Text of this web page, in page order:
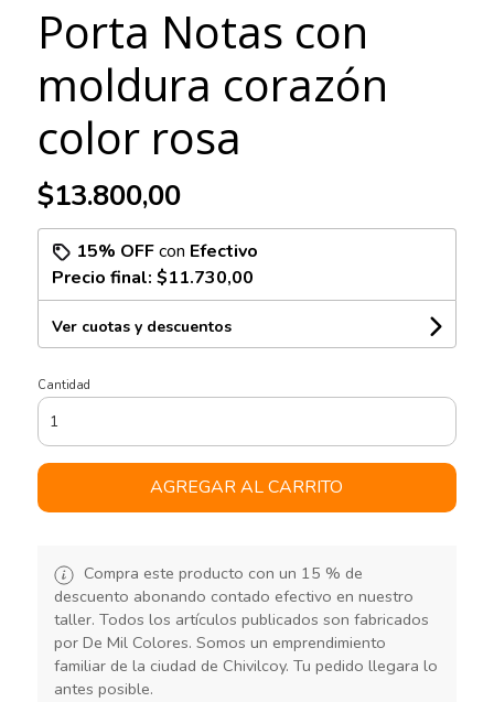
Porta Notas con
moldura corazón
color rosa
$13.800,00
15% OFFcon Efectivo
Precio final: $11.730,00
Ver cuotas y descuentos
Cantidad
AGREGAR AL CARRITO
Compra este producto con un 15 % de
descuento abonando contado efectivo en nuestro
taller. Todos los artículos publicados son fabricados
por De Mil Colores. Somos un emprendimiento
familiar de la ciudad de Chivilcoy. Tu pedido llegara lo
antes posible.